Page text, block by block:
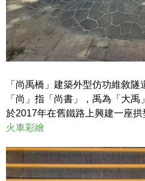
「尚禹橋」建築外型仿功維敘隧
「尚」指「尚書」，禹為「大禹
於2017年在舊鐵路上興建一座拱
火車彩繪